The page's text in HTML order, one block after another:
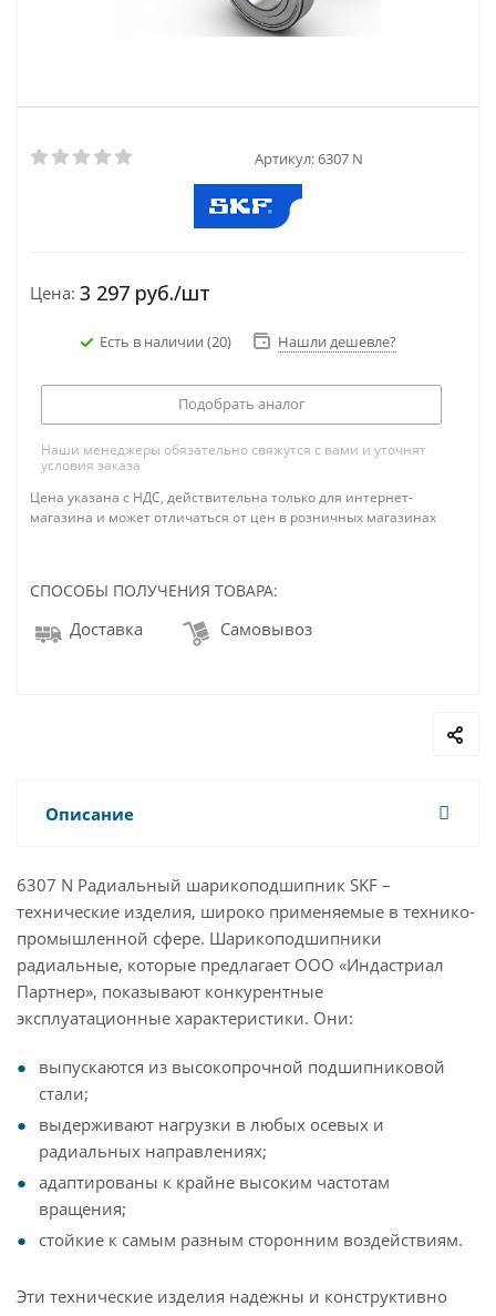
Артикул:6307 N
Цена: 3 297 руб./шт
Есть в наличии (20) Нашли дешевле?
Подобрать аналог
Наши менеджеры обязательно свяжутся с вами и уточнят
условия заказа
Цена указана с НДС, действительна только для интернет-
магазина и может отличаться от цен в розничных магазинах
СПОСОБЫ ПОЛУЧЕНИЯ ТОВАРА:
Доставка Самовывоз
Описание
6307 N Радиальный шарикоподшипник SKF –
технические изделия, широко применяемые в технико-
промышленной сфере. Шарикоподшипники
радиальные, которые предлагает ООО «Индастриал
Партнер», показывают конкурентные
эксплуатационные характеристики. Они:
выпускаются из высокопрочной подшипниковой
стали;
выдерживают нагрузки в любых осевых и
радиальных направлениях;
адаптированы к крайне высоким частотам
вращения;
стойкие к самым разным сторонним воздействиям.
Эти технические изделия надежны и конструктивно